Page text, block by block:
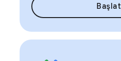
Başlat